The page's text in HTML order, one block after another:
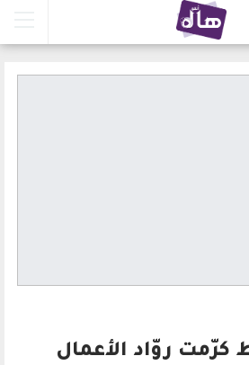
روّاد الأعمال